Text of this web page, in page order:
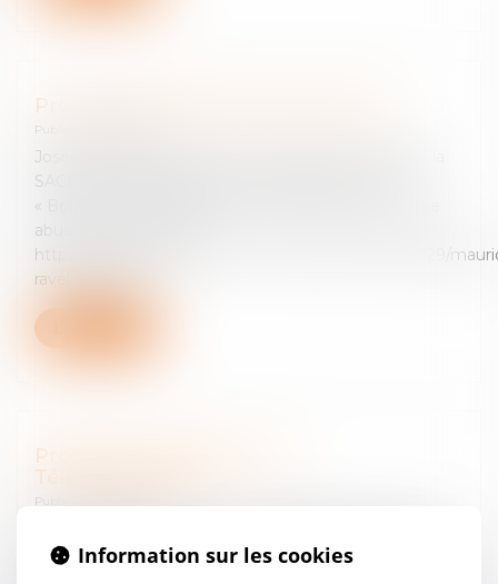
Procès du Boléro de Maurice Ravel
Publié le :
Josée-Anne Bénazéraf et Yvan Diringer avocats de la
SACEM Maurice Ravel est bien le seul auteur du
« Boléro », ses ayants droit condamnés pour « usage
abusif du droit moral »
https://www.lemonde.fr/economie/article/2024/06/29/
ravel-est-bien-l...
Procès T411.COM et Zone-
Téléchargement
Publié le :
SACEM Condamnation record de plus d'un demi-
Information sur les cookies